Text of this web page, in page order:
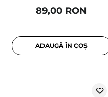
89,00 RON
ADAUGĂ ÎN COȘ